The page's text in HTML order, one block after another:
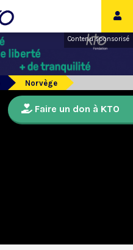
Contenu sponsorisé
Norvège
Faire un don à KTO